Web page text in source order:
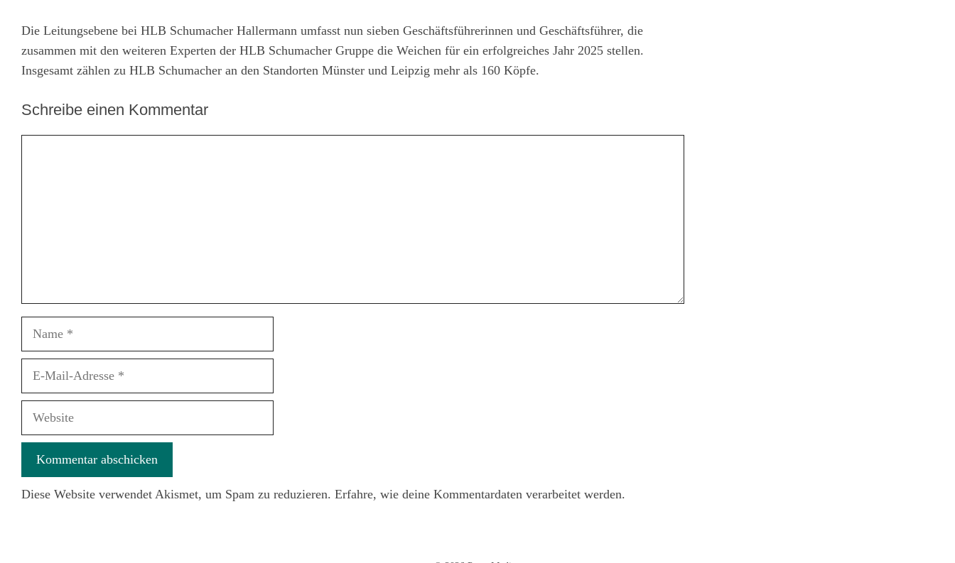
Die Leitungsebene bei HLB Schumacher Hallermann umfasst nun sieben Geschäftsführerinnen und Geschäftsführer, die
zusammen mit den weiteren Experten der HLB Schumacher Gruppe die Weichen für ein erfolgreiches Jahr 2025 stellen.
Insgesamt zählen zu HLB Schumacher an den Standorten Münster und Leipzig mehr als 160 Köpfe.
Schreibe einen Kommentar
Name
Website
Diese Website verwendet Akismet, um Spam zu reduzieren. Erfahre, wie deine Kommentardaten verarbeitet werden.